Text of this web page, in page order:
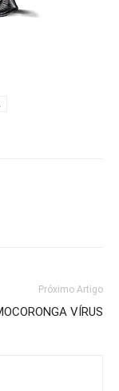
Próximo Artigo
VÍRUS